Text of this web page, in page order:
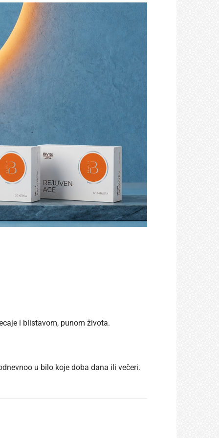
i blistavom, punom života.
u bilo koje doba dana ili večeri.